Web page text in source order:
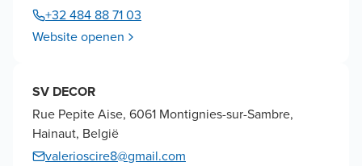
+32 484 88 71 03
Website openen
SV DECOR
Rue Pepite Aise, 6061 Montignies-sur-Sambre,
Hainaut, België
valerioscire8@gmail.com